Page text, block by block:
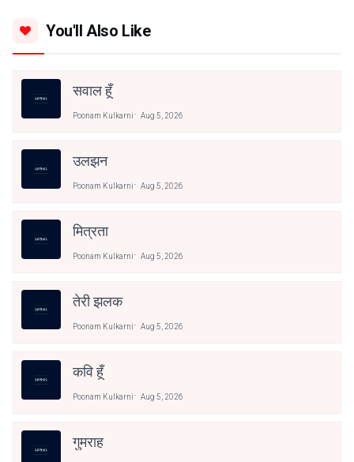
You'll Also Like
सवाल हूँ
Poonam Kulkarni Aug 5, 2026
उलझन
Poonam Kulkarni Aug 5, 2026
मित्रता
Poonam Kulkarni Aug 5, 2026
तेरी झलक
Poonam Kulkarni Aug 5, 2026
कवि हूँ
Poonam Kulkarni Aug 5, 2026
गुमराह